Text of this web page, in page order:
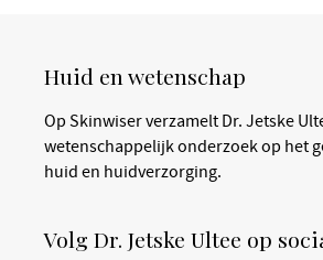
Huid en wetenschap
Op Skinwiser verzamelt Dr. Jetske
wetenschappelijk onderzoek op het
huid en huidverzorging.
Volg Dr. Jetske Ultee op